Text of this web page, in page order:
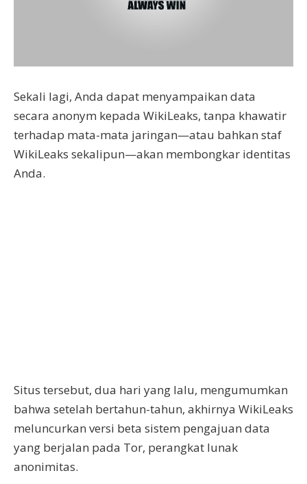
Sekali lagi, Anda dapat menyampaikan data
secara anonym kepada WikiLeaks, tanpa khawatir
terhadap mata-mata jaringan—atau bahkan staf
WikiLeaks sekalipun—akan membongkar identitas
Anda.
Situs tersebut, dua hari yang lalu, mengumumkan
bahwa setelah bertahun-tahun, akhirnya WikiLeaks
meluncurkan versi beta sistem pengajuan data
yang berjalan pada Tor, perangkat lunak
anonimitas.